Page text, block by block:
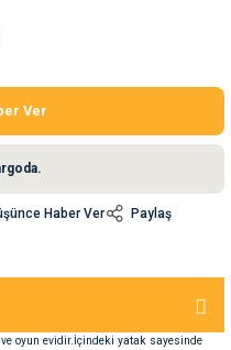
Ver
Haber Ver
Paylaş
oyun evidir.İçindeki yatak sayesinde